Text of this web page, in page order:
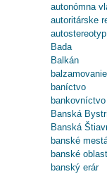
autonómna
autoritárske
Bada
Balkán
baníctvo
Banská
Banská
banské
banské
banský erár